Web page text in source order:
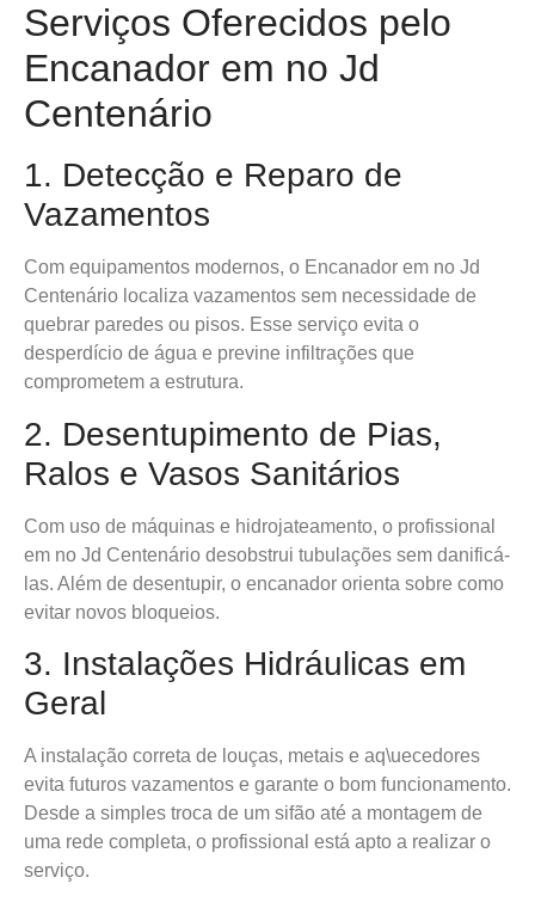
Serviços Oferecidos pelo
Encanador em no Jd
Centenário
1. Detecção e Reparo de
Vazamentos
Com equipamentos modernos, o Encanador em no Jd
Centenário localiza vazamentos sem necessidade de
quebrar paredes ou pisos. Esse serviço evita o
desperdício de água e previne infiltrações que
comprometem a estrutura.
2. Desentupimento de Pias,
Ralos e Vasos Sanitários
Com uso de máquinas e hidrojateamento, o profissional
em no Jd Centenário desobstrui tubulações sem danificá-
las. Além de desentupir, o encanador orienta sobre como
evitar novos bloqueios.
3. Instalações Hidráulicas em
Geral
A instalação correta de louças, metais e aq\uecedores
evita futuros vazamentos e garante o bom funcionamento.
Desde a simples troca de um sifão até a montagem de
uma rede completa, o profissional está apto a realizar o
serviço.